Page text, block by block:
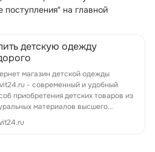
на главной
детскую одежду
магазин детской одежды
- современный и удобный
приобретения детских товаров из
материалов высшего
Бесплатная доставка,